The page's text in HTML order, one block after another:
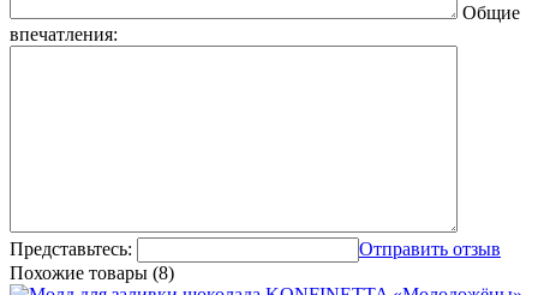
Общие
впечатления:
Представьтесь:
Отправить отзыв
Похожие товары (8)